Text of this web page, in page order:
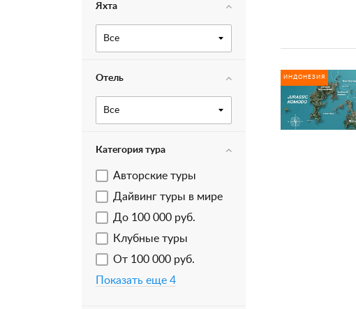
Яхта
Все
Отель
Все
Категория тура
Авторские туры
Дайвинг туры в мире
До 100 000 руб.
Клубные туры
От 100 000 руб.
Показать еще 4
ИНДОНЕЗИЯ